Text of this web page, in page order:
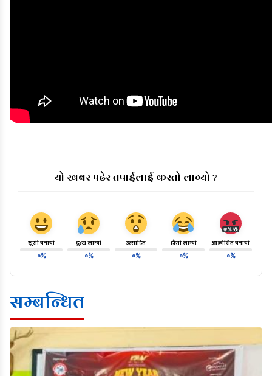
यो खबर पढेर तपाईलाई कस्तो लाग्यो ?
खुसी बनायो
०%
दु:ख लाग्यो
०%
उत्साहित
०%
हाँसो लाग्यो
०%
आक्रोशित बनायो
०%
सम्बन्धित